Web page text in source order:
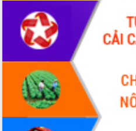
Kết nối tour, đẩy mạnh chuyển đổi số
để phát triển du lịch Đắk Lắk
Khởi động Dự án Đầu tư xây dựng hạ
tầng kỹ thuật Cụm công nghiệp Tân
Gặp mặt các cơ quan báo chí nhân Kỷ
niệm 101 năm Ngày Báo chí Cách
mạng Việt Nam
Đắk Lắk sơ kết 4 năm triển khai thực